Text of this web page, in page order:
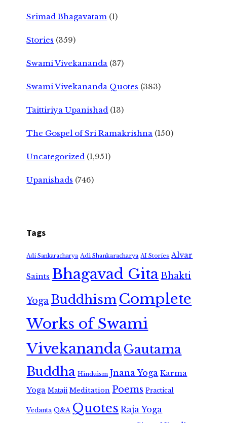
Srimad Bhagavatam (1)
Stories (359)
Swami Vivekananda (37)
Swami Vivekananda Quotes (383)
Taittiriya Upanishad (13)
The Gospel of Sri Ramakrishna (150)
Uncategorized (1,951)
Upanishads (746)
Tags
Adi Sankaracharya Adi Shankaracharya AI Stories Alvar
Saints Bhagavad GitaBhakti
Yoga Buddhism Complete
Works of Swami
VivekanandaGautama
Buddha Hinduism Jnana Yoga Karma
Yoga Mataji Meditation Poems Practical
Vedanta Q&A Quotes Raja Yoga